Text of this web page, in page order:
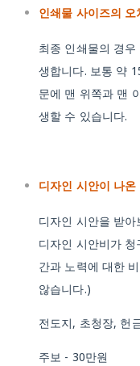
인쇄물 사이즈의 오
최종 인쇄물의 경
생합니다. 보통 약
문에 맨 위쪽과 맨
생할 수 있습니다.
디자인 시안이 나
디자인 시안을 받
디자인 시안비가
간과 노력에 대한
않습니다.)
전도지, 초청장, 헌
주보 - 30만원